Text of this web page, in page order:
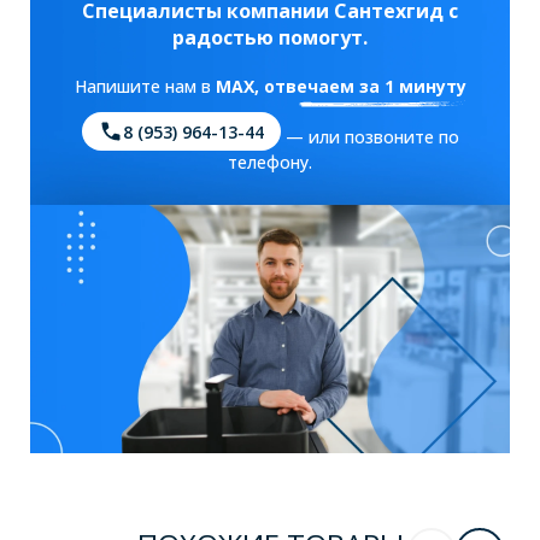
Специалисты компании Сантехгид с
радостью помогут.
Напишите нам в MAX, отвечаем за 1 минуту
8 (953) 964-13-44
— или позвоните по
телефону.